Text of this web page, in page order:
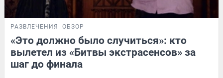
РАЗВЛЕЧЕНИЯ ОБЗОР
«Это должно было случиться»: кто
вылетел из «Битвы экстрасенсов» за
шаг до финала